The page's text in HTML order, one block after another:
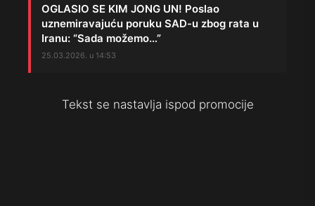
OGLASIO SE KIM JONG UN! Poslao
uznemiravajuću poruku SAD-u zbog rata u
Iranu: “Sada možemo…”
25.03.2026. u 14:53
Tekst se nastavlja ispod promocije